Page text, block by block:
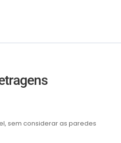
sem considerar as paredes